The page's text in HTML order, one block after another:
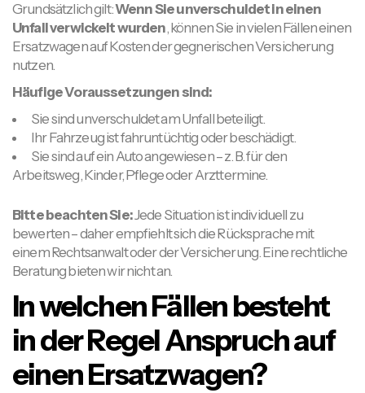
Grundsätzlich gilt:Wenn Sie unverschuldet in einen
Unfall verwickelt wurden, können Sie in vielen Fällen einen
Ersatzwagen auf Kosten der gegnerischen Versicherung
nutzen.
Häufige Voraussetzungen sind:
Sie sind unverschuldet am Unfall beteiligt.
Ihr Fahrzeug ist fahruntüchtig oder beschädigt.
Sie sind auf ein Auto angewiesen – z. B. für den
Arbeitsweg, Kinder, Pflege oder Arzttermine.
Bitte beachten Sie:Jede Situation ist individuell zu
bewerten – daher empfiehlt sich die Rücksprache mit
einem Rechtsanwalt oder der Versicherung. Eine rechtliche
Beratung bieten wir nicht an.
In welchen Fällen besteht
in der Regel Anspruch auf
einen Ersatzwagen?